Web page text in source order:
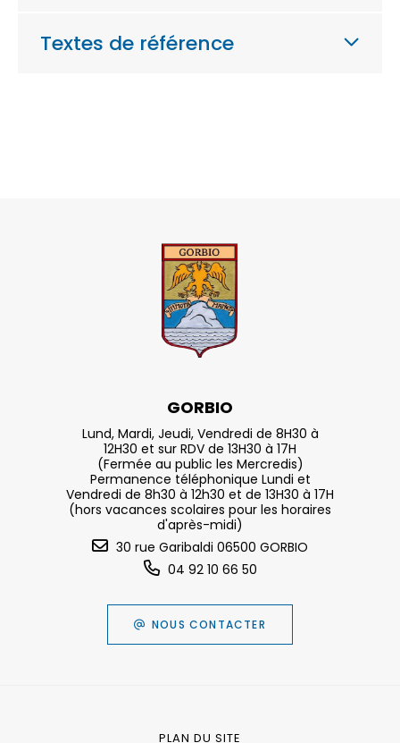
Textes de référence
GORBIO
Lund, Mardi, Jeudi, Vendredi de 8H30 à
12H30 et sur RDV de 13H30 à 17H
(Fermée au public les Mercredis)
Permanence téléphonique Lundi et
Vendredi de 8h30 à 12h30 et de 13H30 à 17H
(hors vacances scolaires pour les horaires
d'après-midi)
30 rue Garibaldi 06500 GORBIO
04 92 10 66 50
NOUS CONTACTER
PLAN DU SITE